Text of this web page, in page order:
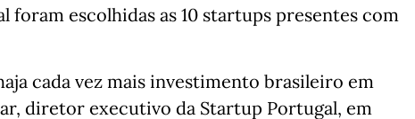
foram escolhidas as 10 startups presentes com
cada vez mais investimento brasileiro em
diretor executivo da Startup Portugal, em